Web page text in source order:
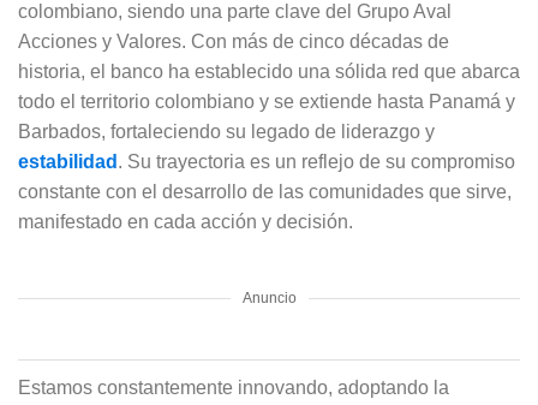
colombiano, siendo una parte clave del Grupo Aval
Acciones y Valores. Con más de cinco décadas de
historia, el banco ha establecido una sólida red que abarca
todo el territorio colombiano y se extiende hasta Panamá y
Barbados, fortaleciendo su legado de liderazgo y
estabilidad . Su trayectoria es un reflejo de su compromiso
constante con el desarrollo de las comunidades que sirve,
manifestado en cada acción y decisión.
Anuncio
Estamos constantemente innovando, adoptando la